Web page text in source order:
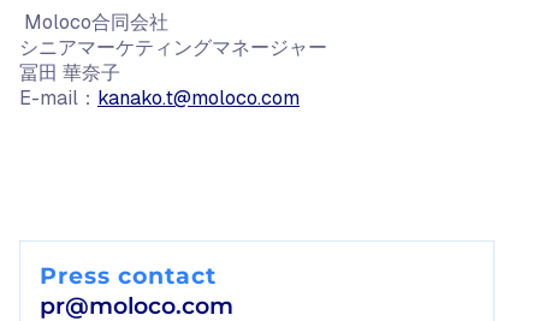
Moloco合同会社
シニアマーケティングマネージャー
冨田 華奈子
E-mail： kanako.t@moloco.com
Press contact
pr@moloco.com